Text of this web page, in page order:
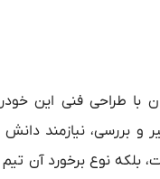
با طراحی فنی این
و بررسی، نیازمند
بلکه نوع برخورد آن تیم